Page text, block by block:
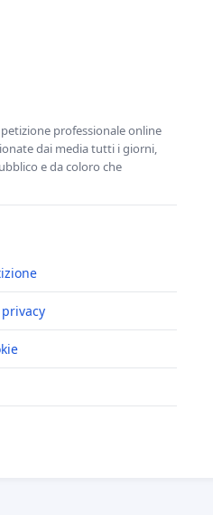
professionale online
dai media tutti i giorni,
e da coloro che